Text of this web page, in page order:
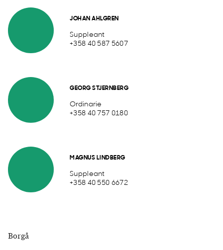
JOHAN AHLGREN
Suppleant
+358 40 587 5607
GEORG STJERNBERG
Ordinarie
+358 40 757 0180
MAGNUS LINDBERG
Suppleant
+358 40 550 6672
Borgå